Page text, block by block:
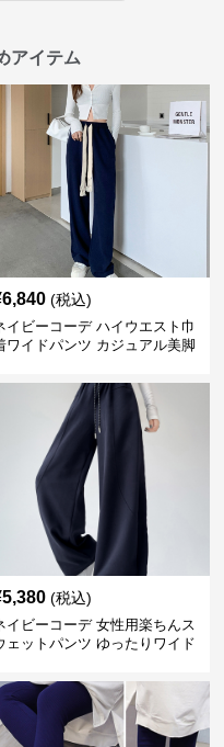
アイテム
6,840 (税込)
イビーコーデ ハイウエスト巾
ワイドパンツ カジュアル美脚
5,380 (税込)
イビーコーデ 女性用楽ちんス
ェットパンツ ゆったりワイド